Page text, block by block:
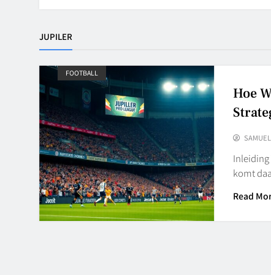
JUPILER
FOOTBALL
Hoe
Inleiding
komt
Read